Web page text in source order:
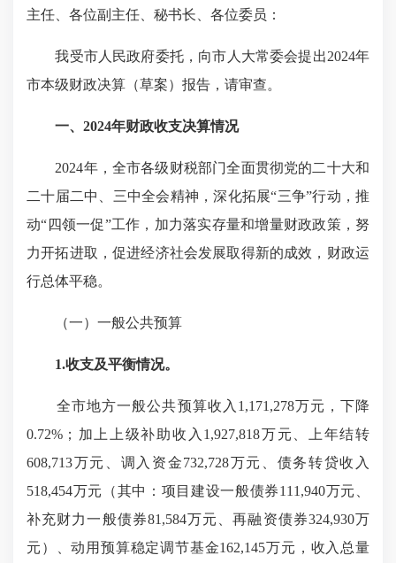
主任、各位副主任、秘书长、各位委员：
我受市人民政府委托，向市人大常委会提出2024年
市本级财政决算（草案）报告，请审查。
一、2024年财政收支决算情况
2024年，全市各级财税部门全面贯彻党的二十大和
二十届二中、三中全会精神，深化拓展“三争”行动，推
动“四领一促”工作，加力落实存量和增量财政政策，努
力开拓进取，促进经济社会发展取得新的成效，财政运
行总体平稳。
（一）一般公共预算
1.收支及平衡情况。
全市地方一般公共预算收入1,171,278万元，下降
0.72%；加上上级补助收入1,927,818万元、上年结转
608,713万元、调入资金732,728万元、债务转贷收入
518,454万元（其中：项目建设一般债券111,940万元、
补充财力一般债券81,584万元、再融资债券324,930万
元）、动用预算稳定调节基金162,145万元，收入总量